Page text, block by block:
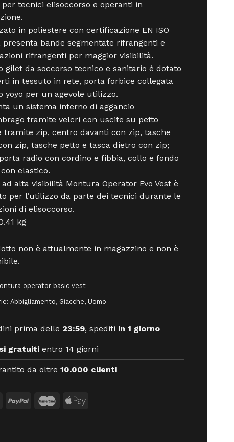
per tecnici elisoccorso e operanti in
in poliestere con certificazione EN ISO
presenta bande segmentate rifrangenti e
rifrangenti per maggior visibilità.
gilet da soccorso tecnico e sanitario è dotato
in tessuto in rete, porta forbice collegata
yoyo per un agevole utilizzo.
un sistema interno di aggancio
tramite velcri con uscite su petto
tramite zip, centro davanti con zip, tasche
zip, tasche petto e tasca dietro con zip;
radio con cordino e fibbia, collo e fondo
elastico.
alta visibilità Montura Operator Evo Vest è
per l’utilizzo da parte dei tecnici durante le
di elisoccorso.
kg
non è attualmente in magazzino e non è
operator basic vest
Abbigliamento, Giacche, Uomo
prima delle 23:59, spediti in 1 giorno
gratuitientro 14 giorni
da oltre 10.000 clienti